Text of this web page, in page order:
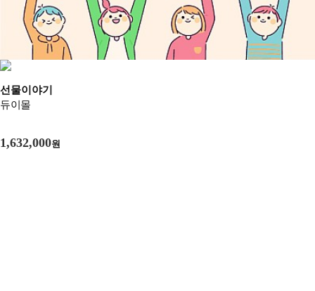
선물이야기
듀이몰
1,632,000원